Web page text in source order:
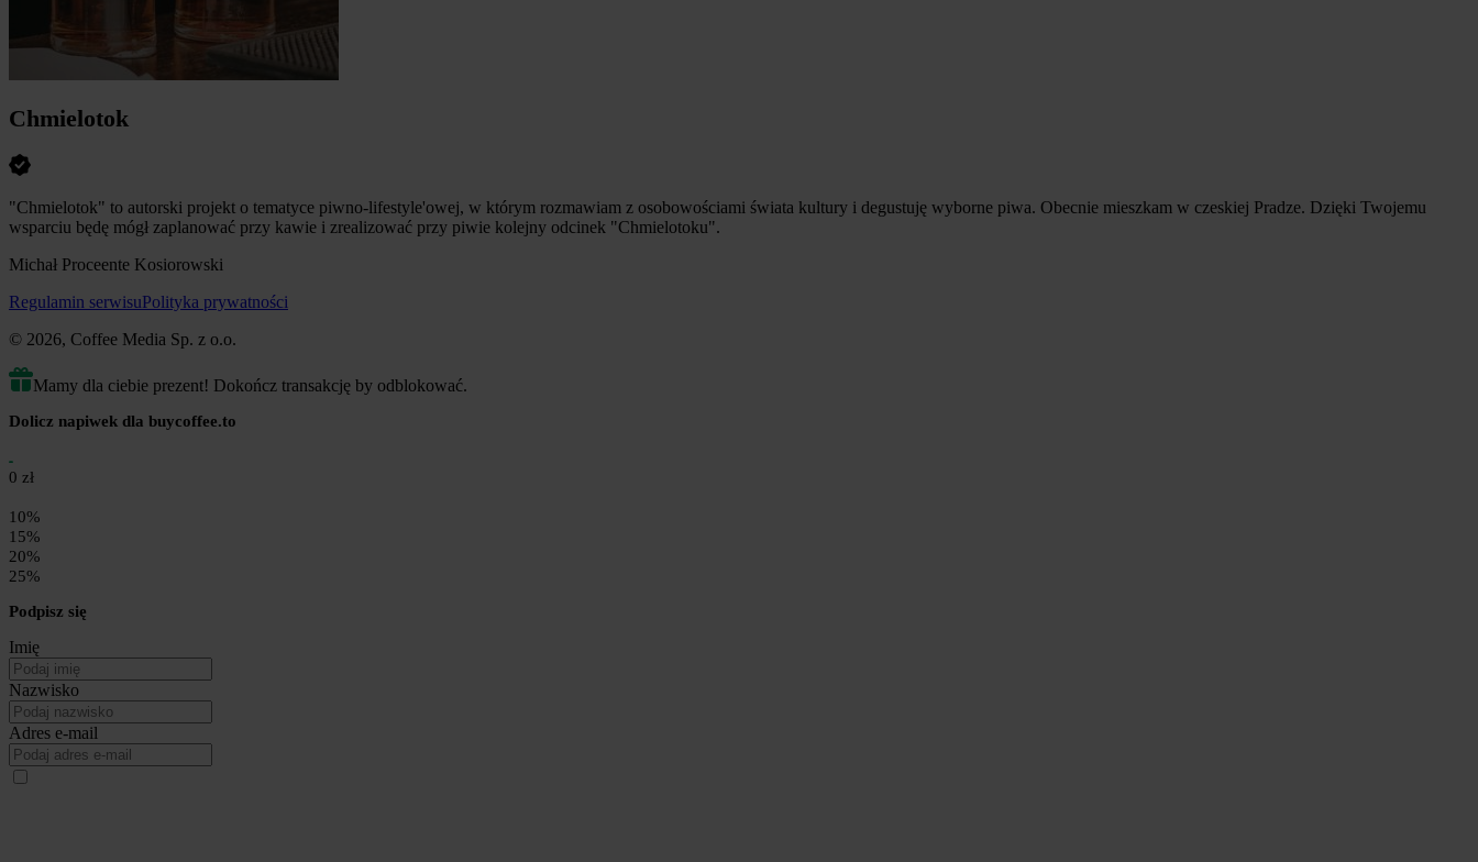
Chmielotok
"Chmielotok" to autorski projekt o tematyce piwno-lifestyle'owej, w którym rozmawiam z osobowościami świata kultury i degustuję wyborne piwa. Obecnie mieszkam w czeskiej Pradze. Dzięki Twojemu
wsparciu będę mógł zaplanować przy kawie i zrealizować przy piwie kolejny odcinek "Chmielotoku".
Michał Proceente Kosiorowski
Regulamin serwisuPolityka prywatności
© 2026, Coffee Media Sp. z o.o.
Mamy dla ciebie prezent! Dokończ transakcję by odblokować.
Dolicz napiwek dla buycoffee.to
0 zł
10%
15%
20%
25%
Podpisz się
Imię
Nazwisko
Adres e-mail